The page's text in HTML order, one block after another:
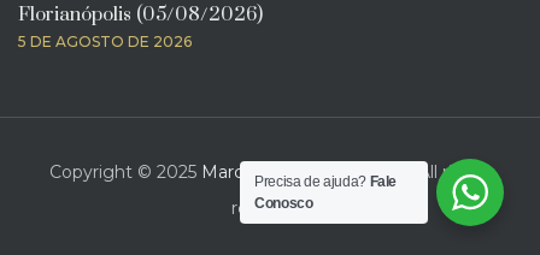
Florianópolis (05/08/2026)
5 DE AGOSTO DE 2026
Copyright © 2025 Marcelo Bona Advogado
. All rights
reserved.
Precisa de ajuda? Fale
Conosco